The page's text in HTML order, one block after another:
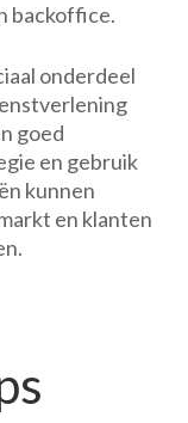
backoffice.
onderdeel
goed
en gebruik
kunnen
en klanten